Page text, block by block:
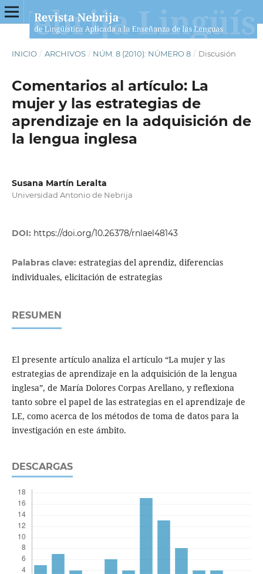
INICIO / ARCHIVOS / NÚM. 8 (2010): NÚMERO 8 / Discusión
Comentarios al artículo: La
mujer y las estrategias de
aprendizaje en la adquisición de
la lengua inglesa
Susana Martín Leralta
Universidad Antonio de Nebrija
DOI: https://doi.org/10.26378/rnlael48143
Palabras clave: estrategias del aprendiz, diferencias
individuales, elicitación de estrategias
RESUMEN
El presente artículo analiza el artículo “La mujer y las
estrategias de aprendizaje en la adquisición de la lengua
inglesa”, de María Dolores Corpas Arellano, y reflexiona
tanto sobre el papel de las estrategias en el aprendizaje de
LE, como acerca de los métodos de toma de datos para la
investigación en este ámbito.
DESCARGAS